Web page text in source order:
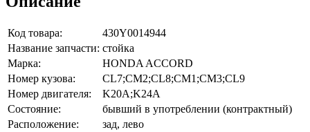
Код товара:
430Y0014944
Название запчасти: стойка
Марка:
HONDA ACCORD
Номер кузова:
CL7;CM2;CL8;CM1;CM3;CL9
Номер двигателя:
K20A;K24A
Состояние:
бывший в употреблении (контрактный)
Расположение:
зад, лево